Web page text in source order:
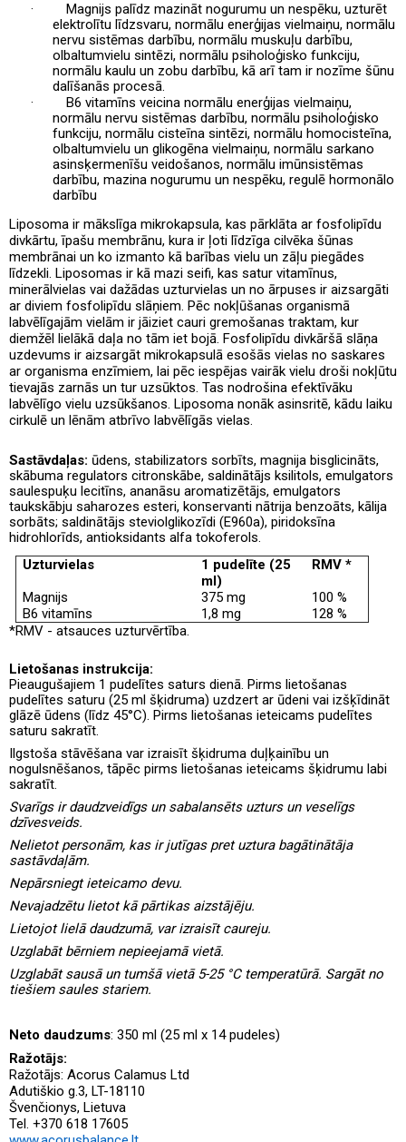
· Magnijs palīdz mazināt nogurumu un nespēku, uzturēt
elektrolītu līdzsvaru, normālu enerģijas vielmaiņu, normālu
nervu sistēmas darbību, normālu muskuļu darbību,
olbaltumvielu sintēzi, normālu psiholoģisko funkciju,
normālu kaulu un zobu darbību, kā arī tam ir nozīme šūnu
dalīšanās procesā.
· B6 vitamīns veicina normālu enerģijas vielmaiņu,
normālu nervu sistēmas darbību, normālu psiholoģisko
funkciju, normālu cisteīna sintēzi, normālu homocisteīna,
olbaltumvielu un glikogēna vielmaiņu, normālu sarkano
asinsķermenīšu veidošanos, normālu imūnsistēmas
darbību, mazina nogurumu un nespēku, regulē hormonālo
darbību
Liposoma ir mākslīga mikrokapsula, kas pārklāta ar fosfolipīdu
divkārtu, īpašu membrānu, kura ir ļoti līdzīga cilvēka šūnas
membrānai un ko izmanto kā barības vielu un zāļu piegādes
līdzekli. Liposomas ir kā mazi seifi, kas satur vitamīnus,
minerālvielas vai dažādas uzturvielas un no ārpuses ir aizsargāti
ar diviem fosfolipīdu slāņiem. Pēc nokļūšanas organismā
labvēlīgajām vielām ir jāiziet cauri gremošanas traktam, kur
diemžēl lielākā daļa no tām iet bojā. Fosfolipīdu divkāršā slāņa
uzdevums ir aizsargāt mikrokapsulā esošās vielas no saskares
ar organisma enzīmiem, lai pēc iespējas vairāk vielu droši nokļūtu
tievajās zarnās un tur uzsūktos. Tas nodrošina efektīvāku
labvēlīgo vielu uzsūkšanos. Liposoma nonāk asinsritē, kādu laiku
cirkulē un lēnām atbrīvo labvēlīgās vielas.
Sastāvdaļas: ūdens, stabilizators sorbīts, magnija bisglicināts,
skābuma regulators citronskābe, saldinātājs ksilitols, emulgators
saulespuķu lecitīns, ananāsu aromatizētājs, emulgators
taukskābju saharozes esteri, konservanti nātrija benzoāts, kālija
sorbāts; saldinātājs steviolglikozīdi (E960a), piridoksīna
hidrohlorīds, antioksidants alfa tokoferols.
Uzturvielas
1 pudelīte (25
ml)
RMV *
Magnijs
375 mg
100 %
B6 vitamīns
1,8 mg
128 %
*RMV - atsauces uzturvērtība.
Lietošanas instrukcija:
Pieaugušajiem 1 pudelītes saturs dienā. Pirms lietošanas
pudelītes saturu (25 ml šķidruma) uzdzert ar ūdeni vai izšķīdināt
glāzē ūdens (līdz 45°C). Pirms lietošanas ieteicams pudelītes
saturu sakratīt.
Ilgstoša stāvēšana var izraisīt šķidruma duļķainību un
nogulsnēšanos, tāpēc pirms lietošanas ieteicams šķidrumu labi
sakratīt.
Svarīgs ir daudzveidīgs un sabalansēts uzturs un veselīgs
dzīvesveids.
Nelietot personām, kas ir jutīgas pret uztura bagātinātāja
sastāvdaļām.
Nepārsniegt ieteicamo devu.
Nevajadzētu lietot kā pārtikas aizstājēju.
Lietojot lielā daudzumā, var izraisīt caureju.
Uzglabāt bērniem nepieejamā vietā.
Uzglabāt sausā un tumšā vietā 5-25 °C temperatūrā. Sargāt no
tiešiem saules stariem.
Neto daudzums: 350 ml (25 ml x 14 pudeles)
Ražotājs:
Ražotājs: Acorus Calamus Ltd
Adutiškio g.3, LT-18110
Švenčionys, Lietuva
Tel. +370 618 17605